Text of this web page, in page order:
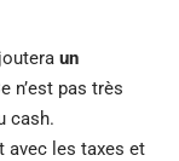
un
n’est pas très
cash.
avec les taxes et